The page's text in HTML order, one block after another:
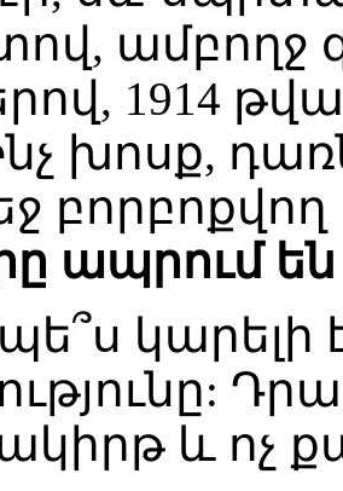
ամբողջ
1914
խոսք,
ապրում են
կարելի
և ոչ